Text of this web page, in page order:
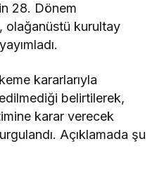
28. Dönem
olağanüstü kurultay
kararlarıyla
belirtilerek,
karar verecek
Açıklamada şu